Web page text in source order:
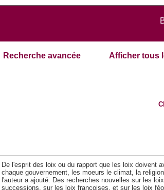
Recherche avancée Afficher tous
De l'esprit des loix ou du rapport que les loix doivent
chaque gouvernement, les moeurs le climat, la
l'auteur a ajouté. Des recherches nouvelles sur les
successions, sur les loix françoises, et sur les loix